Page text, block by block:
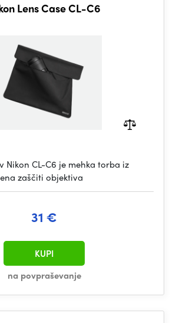
Lens Case CL-C6
Nikon CL-C6 je mehka torba iz
zaščiti objektiva
31 €
na povpraševanje
KUPI